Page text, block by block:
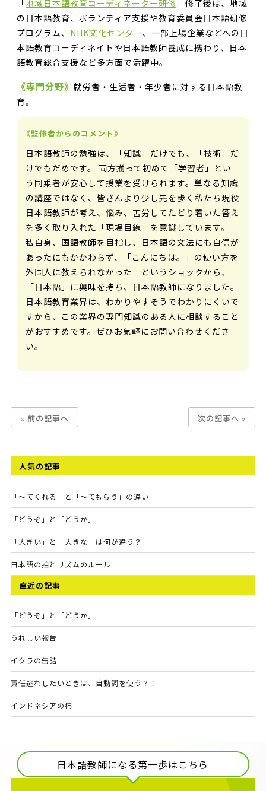
「地域日本語教育コーディネーター研修 」修了後は、地域
の日本語教育、ボランティア支援や教育委員会日本語研修
プログラム、 NHK文化センター、一部上場企業などへの日
本語教育コーディネイトや日本語教師養成に携わり、日本
語教育総合支援など多方面で活躍中。
《専門分野》就労者・生活者・年少者に対する日本語教
育。
《監修者からのコメント》
日本語教師の勉強は、「知識」だけでも、「技術」だ
けでもだめです。 両方揃って初めて「学習者」とい
う同乗者が安心して授業を受けられます。単なる知識
の講座ではなく、皆さんより少し先を歩く私たち現役
日本語教師が考え、悩み、苦労してたどり着いた答え
を多く取り入れた「現場目線」を意識しています。
私自身、国語教師を目指し、日本語の文法にも自信が
あったにもかかわらず、「こんにちは。」の使い方を
外国人に教えられなかった…というショックから、
「日本語」に興味を持ち、日本語教師になりました。
日本語教育業界は、わかりやすそうでわかりにくいで
すから、この業界の専門知識のある人に相談すること
がおすすめです。ぜひお気軽にお問い合わせくださ
い。
« 前の記事へ 次の記事へ »
人気の記事
「～てくれる」と「～てもらう」の違い
「どうぞ」と「どうか」
「大きい」と「大きな」は何が違う？
日本語の拍とリズムのルール
直近の記事
「どうぞ」と「どうか」
うれしい報告
イクラの缶詰
責任逃れしたいときは、自動詞を使う？！
インドネシアの柿
日本語教師になる第一歩はこちら